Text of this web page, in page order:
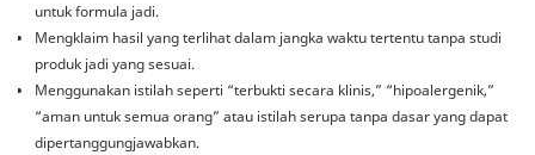
untuk formula jadi.
Mengklaim hasil yang terlihat dalam jangka waktu tertentu tanpa studi
produk jadi yang sesuai.
Menggunakan istilah seperti “terbukti secara klinis,” “hipoalergenik,”
“aman untuk semua orang” atau istilah serupa tanpa dasar yang dapat
dipertanggungjawabkan.